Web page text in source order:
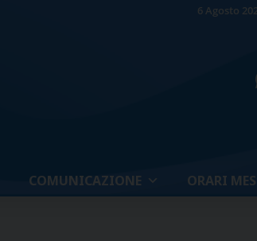
6 Agosto
COMUNICAZIONE ORARI